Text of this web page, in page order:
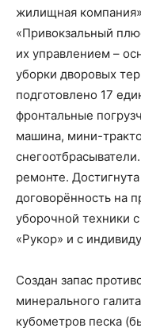
жилищная
«Привокзальный
их управлением –
уборки дворовых
подготовлено 17
фронтальные
машина, мини-
ремонте.
договорённость на
уборочной техники
«Рукор» и с
Создан запас
минерального
кубометров песка